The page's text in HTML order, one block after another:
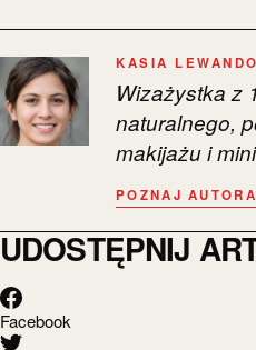
KASIA
Wizażystka z
naturalnego,
makijażu i
POZNAJ
UDOSTĘPNIJ
Facebook